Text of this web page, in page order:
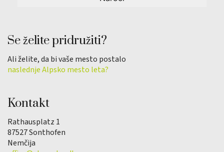
Se želite pridružiti?
Ali želite, da bi vaše mesto postalo
naslednje Alpsko mesto leta?
Kontakt
Rathausplatz 1
87527 Sonthofen
Nemčija